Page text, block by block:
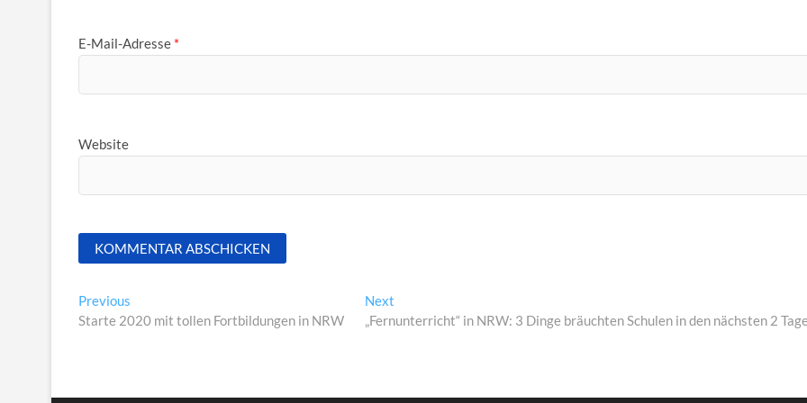
E-Mail-Adresse *
Website
Beitragsnavigation
Previous
post:
Starte 2020 mit tollen Fortbildungen in NRW
Next
post:
„Fernunterricht“ in NRW: 3 Dinge bräuchten Schulen in den nächsten 2